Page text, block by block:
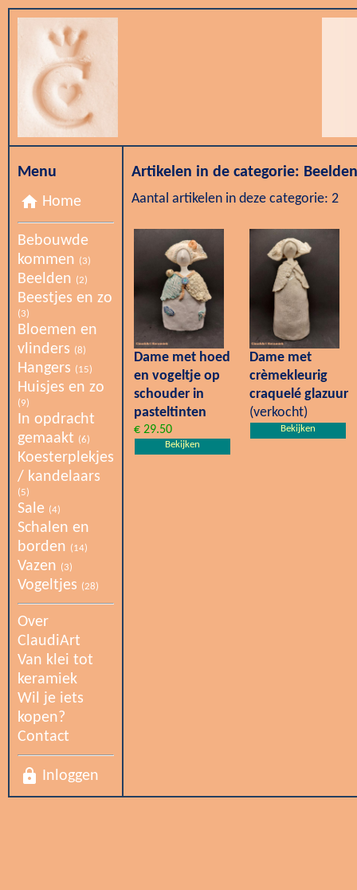
Menu
home Home
Bebouwde
kommen (3)
Beelden (2)
Beestjes en zo
(3)
Bloemen en
vlinders (8)
Hangers (15)
Huisjes en zo
(9)
In opdracht
gemaakt (6)
Koesterplekjes
/ kandelaars
(5)
Sale (4)
Schalen en
borden (14)
Vazen (3)
Vogeltjes (28)
Over
ClaudiArt
Van klei tot
keramiek
Wil je iets
kopen?
Contact
lock Inloggen
Artikelen in de categorie: Beelden
Aantal artikelen in deze categorie: 2
Dame met hoed
en vogeltje op
schouder in
pasteltinten
€ 29.50
Bekijken
Dame met
crèmekleurig
craquelé glazuur
(verkocht)
Bekijken